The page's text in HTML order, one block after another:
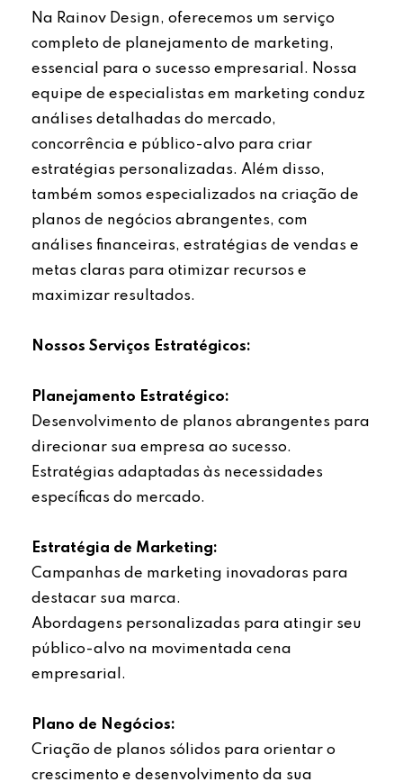
Na Rainov Design, oferecemos um serviço
completo de planejamento de marketing,
essencial para o sucesso empresarial. Nossa
equipe de especialistas em marketing conduz
análises detalhadas do mercado,
concorrência e público-alvo para criar
estratégias personalizadas. Além disso,
também somos especializados na criação de
planos de negócios abrangentes, com
análises financeiras, estratégias de vendas e
metas claras para otimizar recursos e
maximizar resultados.
Nossos Serviços Estratégicos:
Planejamento Estratégico:
Desenvolvimento de planos abrangentes para
direcionar sua empresa ao sucesso.
Estratégias adaptadas às necessidades
específicas do mercado.
Estratégia de Marketing:
Campanhas de marketing inovadoras para
destacar sua marca.
Abordagens personalizadas para atingir seu
público-alvo na movimentada cena
empresarial.
Plano de Negócios:
Criação de planos sólidos para orientar o
crescimento e desenvolvimento da sua